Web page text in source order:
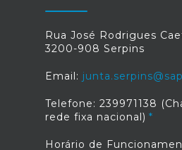
de Freguesia;- Dia
Teatro na Praia Fluvial
título “A Casa das
momento de
nomeadamente com a
para algumas famílias
Rua José Rodrigues
3200-908 Serpins
Email:
Telefone: 239971138
rede fixa nacional)
Horário de